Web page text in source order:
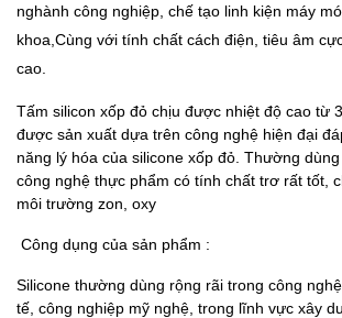
nghành công nghiệp, chế tạo linh kiện máy
khoa,Cùng với tính chất cách điện, tiêu âm
cao.
Tấm silicon xốp đỏ chịu được nhiệt độ cao từ
được sản xuất dựa trên công nghệ hiện đại
năng lý hóa của silicone xốp đỏ. Thường dùng
công nghệ thực phẩm có tính chất trơ rất tốt,
môi trường zon, oxy
Công dụng của sản phẩm :
Silicone thường dùng rộng rãi trong công
tế, công nghiệp mỹ nghệ, trong lĩnh vực xây